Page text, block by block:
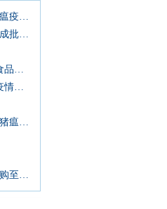
克罗地亚副总理说该国非洲猪瘟疫情形势“非常严峻”
缅甸掸邦南部猪瘟爆发！生猪成批死亡，症状惊心···
欧盟批准4项转基因作物用于食品和饲料
2026年5月全球新发非洲猪瘟疫情信息汇总
克罗地亚一农场确诊一例非洲猪瘟病例
韩国饲料领导者委员会招标采购至多6.9万吨饲料玉米